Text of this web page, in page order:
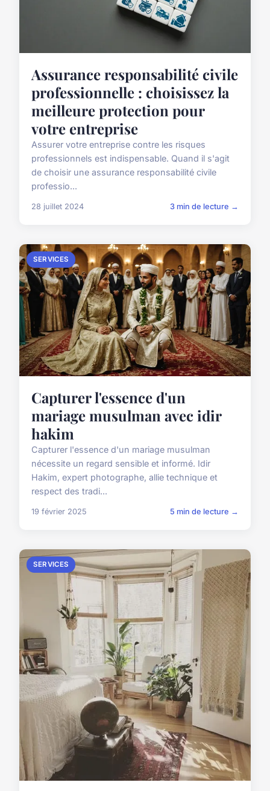
Assurance responsabilité civile
professionnelle : choisissez la
meilleure protection pour
votre entreprise
Assurer votre entreprise contre les risques
professionnels est indispensable. Quand il s'agit
de choisir une assurance responsabilité civile
professio...
28 juillet 2024 3 min de lecture →
SERVICES
Capturer l'essence d'un
mariage musulman avec idir
hakim
Capturer l'essence d'un mariage musulman
nécessite un regard sensible et informé. Idir
Hakim, expert photographe, allie technique et
respect des tradi...
19 février 2025 5 min de lecture →
SERVICES